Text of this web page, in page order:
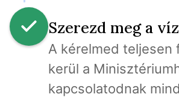
Szerezd meg a
A kérelmed teljesen
kerül a
kapcsolatodnak